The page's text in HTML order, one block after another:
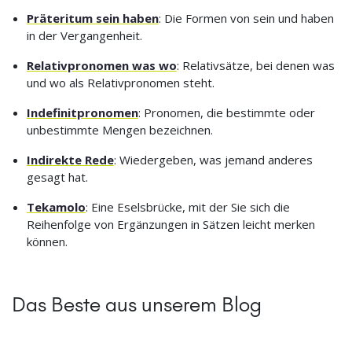
Präteritum sein haben: Die Formen von sein und haben
in der Vergangenheit.
Relativpronomen was wo: Relativsätze, bei denen was
und wo als Relativpronomen steht.
Indefinitpronomen: Pronomen, die bestimmte oder
unbestimmte Mengen bezeichnen.
Indirekte Rede: Wiedergeben, was jemand anderes
gesagt hat.
Tekamolo: Eine Eselsbrücke, mit der Sie sich die
Reihenfolge von Ergänzungen in Sätzen leicht merken
können.
Das Beste aus unserem Blog